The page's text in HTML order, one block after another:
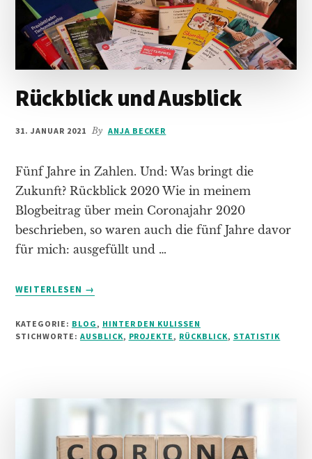
Rückblick und Ausblick
31. JANUAR 2021 By ANJA BECKER
Fünf Jahre in Zahlen. Und: Was bringt die
Zukunft? Rückblick 2020 Wie in meinem
Blogbeitrag über mein Coronajahr 2020
beschrieben, so waren auch die fünf Jahre davor
für mich: ausgefüllt und …
WEITERLESEN
INFOS
RÜCKBLICK
→
KATEGORIE: BLOG , HINTER DEN KULISSEN
STICHWORTE: AUSBLICK, PROJEKTE , RÜCKBLICK, STATISTIK